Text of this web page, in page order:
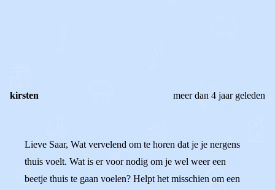
kirsten meer dan 4 jaar geleden
Lieve Saar, Wat vervelend om te horen dat je je nergens
thuis voelt. Wat is er voor nodig om je wel weer een
beetje thuis te gaan voelen? Helpt het misschien om een